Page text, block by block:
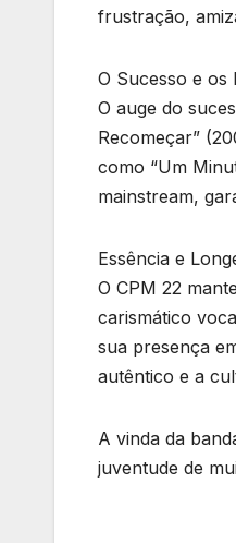
frustração,
O Sucesso e os
O auge do
Recomeçar”
como “Um
mainstream,
Essência e
O CPM 22
carismático
sua presença
autêntico e a
A vinda da
juventude de